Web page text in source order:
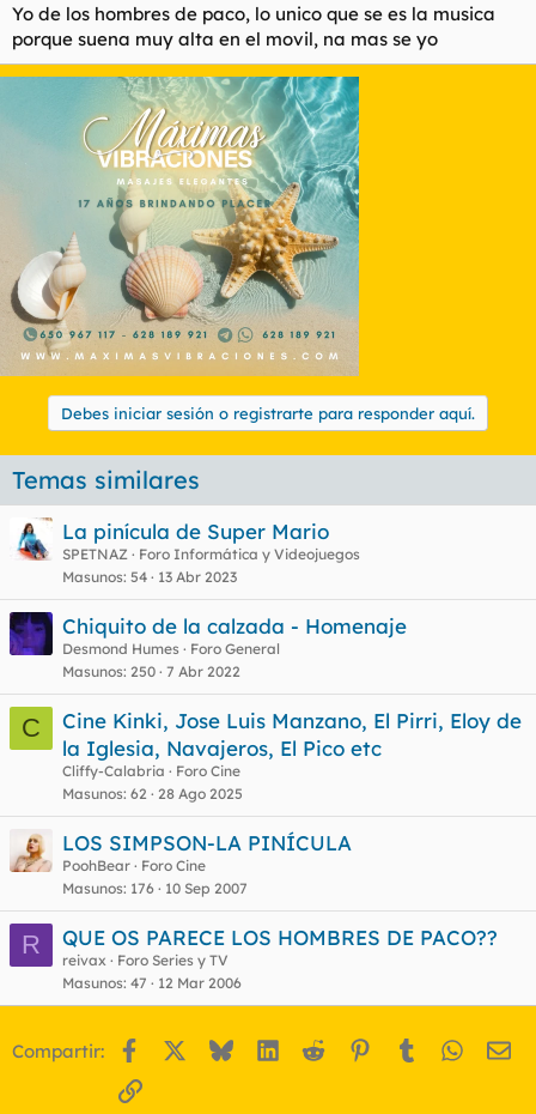
Yo de los hombres de paco, lo unico que se es la musica
porque suena muy alta en el movil, na mas se yo
Debes iniciar sesión o registrarte para responder aquí.
Temas similares
La pinícula de Super Mario
SPETNAZ
Foro Informática y Videojuegos
Masunos 54 13 Abr 2023
Chiquito de la calzada - Homenaje
Desmond Humes
Foro General
Masunos 250 7 Abr 2022
C
Cine Kinki, Jose Luis Manzano, El Pirri, Eloy de
la Iglesia, Navajeros, El Pico etc
Cliffy-Calabria
Foro Cine
Masunos 62 28 Ago 2025
LOS SIMPSON-LA PINÍCULA
PoohBear
Foro Cine
Masunos 176 10 Sep 2007
R QUE OS PARECE LOS HOMBRES DE PACO??
reivax
Foro Series y TV
Masunos 47 12 Mar 2006
Compartir: Facebook BlueskyLinkedIn
Reddit Pinterest
Tumblr
Enlace